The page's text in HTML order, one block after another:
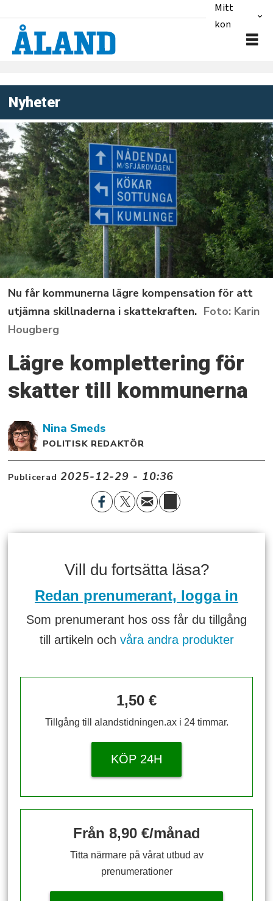
Mitt
konto
Nyheter
Nu får kommunerna lägre kompensation för att
utjämna skillnaderna i skattekraften.
Karin
Hougberg
Lägre komplettering för
skatter till kommunerna
Nina Smeds
POLITISK REDAKTÖR
Publicerad 2025-12-29 - 10:36
Vill du fortsätta läsa?
Redan prenumerant, logga in
Som prenumerant hos oss får du tillgång
till artikeln och våra andra produkter
1,50 €
Tillgång till alandstidningen.ax i 24 timmar.
KÖP 24H
Från 8,90 €/månad
Titta närmare på vårat utbud av
prenumerationer